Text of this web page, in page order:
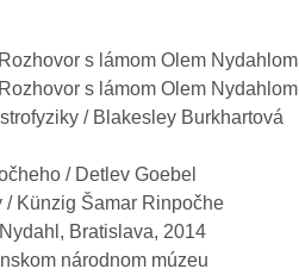
s lámom Olem Nydahlom
s lámom Olem Nydahlom
/ Blakesley Burkhartová
/ Detlev Goebel
/ Künzig Šamar Rinpočhe
Bratislava, 2014
národnom múzeu